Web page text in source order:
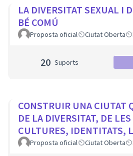
LA DIVERSITAT SEXUAL I
BÉ COMÚ
Proposta oficial Ciutat Oberta
20 Suports
CONSTRUIR UNA CIUTAT
DE LA DIVERSITAT, DE
CULTURES, IDENTITATS,
RELIGIONS
Proposta oficial Ciutat Oberta